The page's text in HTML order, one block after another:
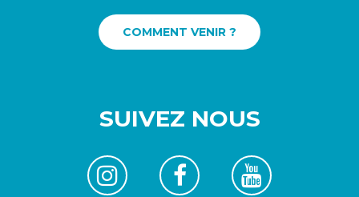
COMMENT VENIR ?
SUIVEZ NOUS